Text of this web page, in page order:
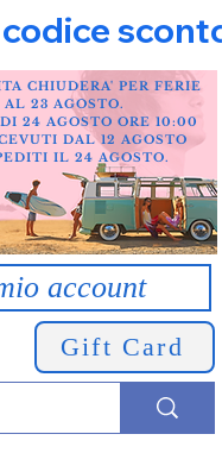
codice
account
Gift Card
CHIUDERA' PER FERIE
AL 23 AGOSTO.
24 AGOSTO ORE 10:00
DAL 12 AGOSTO
IL 24 AGOSTO.